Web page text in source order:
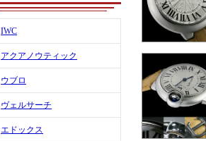
IWC
アクアノウティック
ウブロ
ヴェルサーチ
エドックス